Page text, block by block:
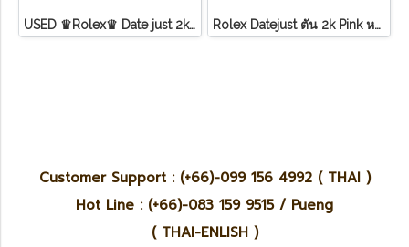
USED ♛Rolex♛ Date just​ 2k​ หน้าขาว​ หลัก​เพชร​/โรมัน ขอบเพชรหนามเตย​ บานพับเก่า​ สายจูบิลี่ Rolex Datejust ตัน 2k Pink หลักโรมันสายจูบิลี่ Lady ไม่มี อปก
Customer Support : (+66)-099 156 4992 ( THAI )
Hot Line : (+66)-083 159 9515 / Pueng
( THAI-ENLISH )